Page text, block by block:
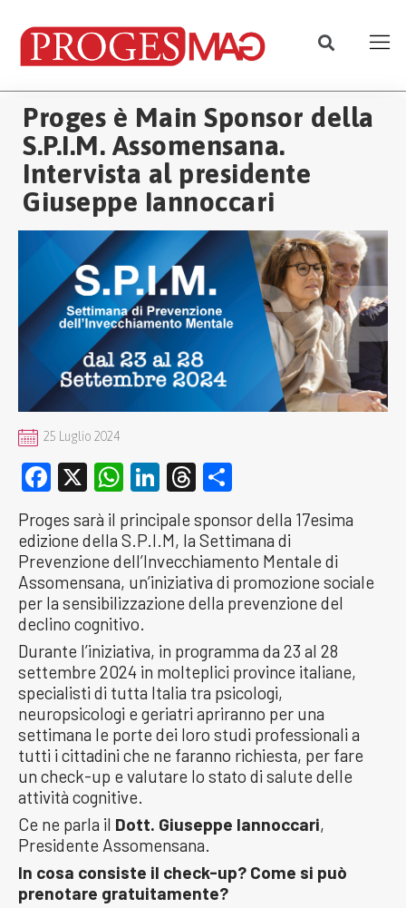
Proges è Main Sponsor della
S.P.I.M. Assomensana.
Intervista al presidente
Giuseppe Iannoccari
25 Luglio 2024
Facebook
X WhatsApp
LinkedIn
Threads
Proges sarà il principale sponsor della 17esima
edizione della S.P.I.M, la Settimana di
Prevenzione dell’Invecchiamento Mentale di
Assomensana, un’iniziativa di promozione sociale
per la sensibilizzazione della prevenzione del
declino cognitivo.
Durante l’iniziativa, in programma da 23 al 28
settembre 2024 in molteplici province italiane,
specialisti di tutta Italia tra psicologi,
neuropsicologi e geriatri apriranno per una
settimana le porte dei loro studi professionali a
tutti i cittadini che ne faranno richiesta, per fare
un check-up e valutare lo stato di salute delle
attività cognitive.
Ce ne parla il Dott. Giuseppe Iannoccari,
Presidente Assomensana.
In cosa consiste il check-up? Come si può
prenotare gratuitamente?